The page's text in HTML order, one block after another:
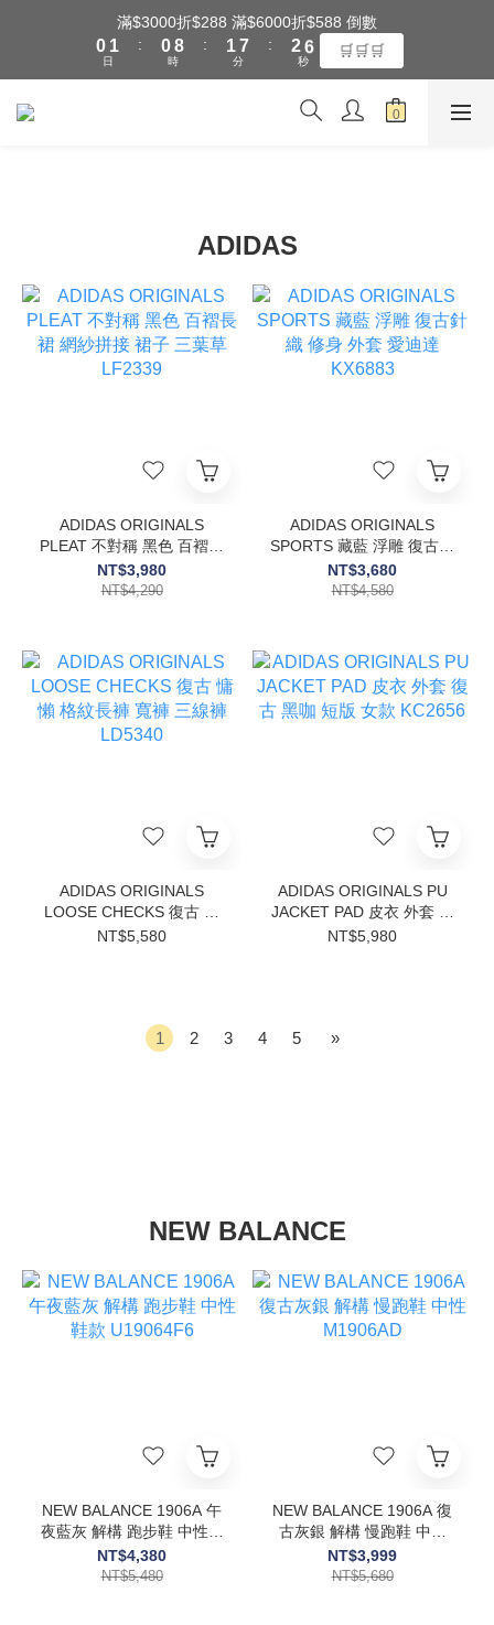
全館滿$3000享『超商』免運費
滿$3000折$288 滿$6000折$588 倒數
0
2
1
0
日
:
1
0
9
8
7
時
:
2
1
0
8
7
6
分
:
3
2
1
7
6
5
3
秒
🛒🛒🛒
全館滿$3000享『超商』免運費
ADIDAS
ADIDAS ORIGINALS
PLEAT 不對稱 黑色 百褶長
裙 網紗拼接 裙子 三葉草
LF2339
NT$3,980
NT$4,290
ADIDAS ORIGINALS
SPORTS 藏藍 浮雕 復古針
織 修身 外套 愛迪達
KX6883
NT$3,680
NT$4,580
ADIDAS ORIGINALS
LOOSE CHECKS 復古 慵
懶 格紋長褲 寬褲 三線褲
NT$5,580
ADIDAS ORIGINALS PU
JACKET PAD 皮衣 外套 復
古 黑咖 短版 女款 KC2656
NT$5,980
1 2 3 4 5 »
NEW BALANCE
NEW BALANCE 1906A 午
夜藍灰 解構 跑步鞋 中性鞋
款 U19064F6
NT$4,380
NT$5,480
NEW BALANCE 1906A 復
古灰銀 解構 慢跑鞋 中性
M1906AD
NT$3,999
NT$5,680